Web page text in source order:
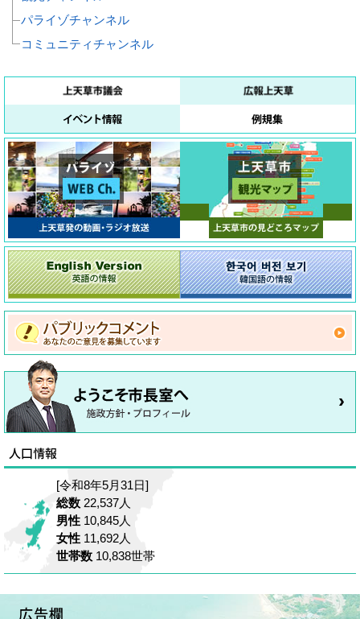
パライゾチャンネル
コミュニティチャンネル
[令和8年5月31日]
総数 22,537人
男性 10,845人
女性 11,692人
世帯数 10,838世帯